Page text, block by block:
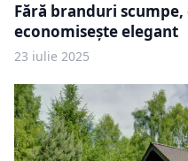
Fără branduri scumpe,
economisește elegant
23 iulie 2025